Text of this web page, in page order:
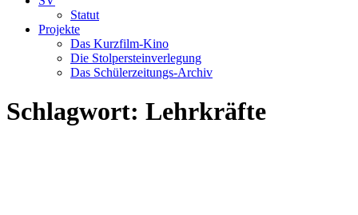
Statut
Projekte
Das Kurzfilm-Kino
Die Stolpersteinverlegung
Das Schülerzeitungs-Archiv
Schlagwort: Lehrkräfte